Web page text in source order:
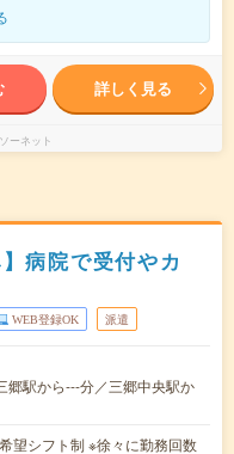
詳しく見る
ーネット
病院で受付やカ
WEB登録OK 派遣
郷駅から---分／三郷中央駅か
望シフト制 ※徐々に勤務回数